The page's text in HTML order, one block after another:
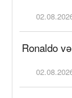
Ronaldo